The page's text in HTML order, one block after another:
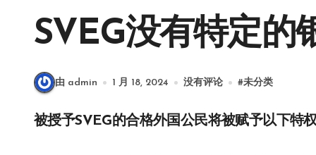
SVEG没有特定的
由 admin 1 月 18, 2024 没有评论 #未分类
被授予SVEG的合格外国公民将被赋予以下特